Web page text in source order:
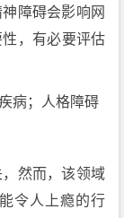
障碍会影响网
，有必要评估
病；人格障碍
然而，该领域
令人上瘾的行